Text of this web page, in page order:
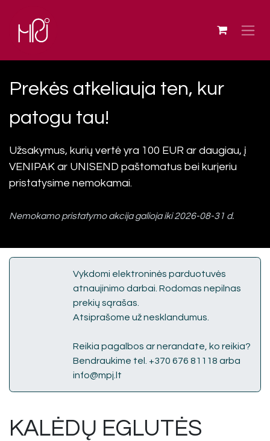
Prekės atkeliauja ten, kur
patogu tau!
Užsakymus, kurių vertė yra 100 EUR ar daugiau, į
VENIPAK ar UNISEND paštomatus bei kurjeriu
pristatysime nemokamai.
Nemokamo pristatymo akcija galioja iki 2026-08-31 d.
Vykdomi elektroninės parduotuvės
atnaujinimo darbai. Rodomas nepilnas
prekių sąrašas.
Atsiprašome už nesklandumus.
Reikia pagalbos ar nerandate, ko reikia?
Bendraukime tel. +370 676 81118 arba
info@mpj.lt
KALĖDŲ EGLUTĖS